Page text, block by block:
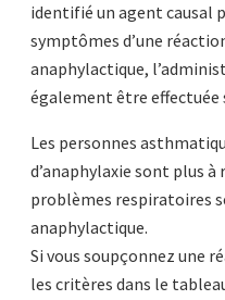
identifié un agent causal
symptômes d’une
anaphylactique,
également être effectuée
Les personnes
d’anaphylaxie sont plus à
problèmes respiratoires
anaphylactique.
Si vous soupçonnez une
les critères dans le